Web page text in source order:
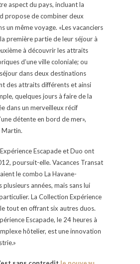
aspect du pays, incluant la
propose de combiner deux
un même voyage. «Les vacanciers
première partie de leur séjour à
à découvrir les attraits
d’une ville coloniale; ou
dans deux destinations
des attraits différents et ainsi
quelques jours à faire de la
dans un merveilleux récif
détente en bord de mer»,
Martin.
Escapade et Duo ont
poursuit-elle. Vacances Transat
le combo La Havane-
années, mais sans lui
La Collection Expérience
tout en offrant six autres duos.
Escapade, le 24 heures à
hôtelier, est une innovation